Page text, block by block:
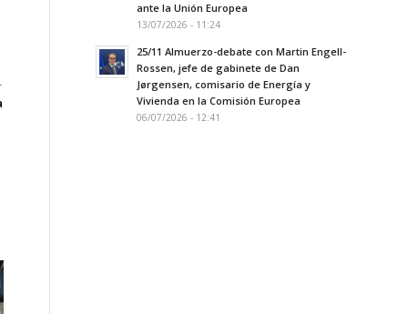
ante la Unión Europea
13/07/2026 - 11:24
25/11 Almuerzo-debate con Martin Engell-
Rossen, jefe de gabinete de Dan
Jørgensen, comisario de Energía y
Vivienda en la Comisión Europea
06/07/2026 - 12:41